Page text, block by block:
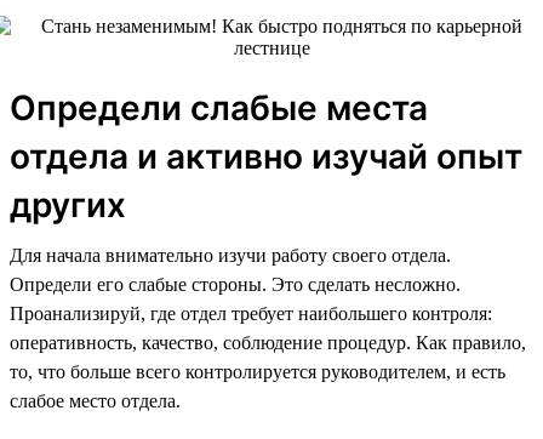
Определи слабые места
отдела и активно изучай опыт
других
Для начала внимательно изучи работу своего отдела.
Определи его слабые стороны. Это сделать несложно.
Проанализируй, где отдел требует наибольшего контроля:
оперативность, качество, соблюдение процедур. Как правило,
то, что больше всего контролируется руководителем, и есть
слабое место отдела.